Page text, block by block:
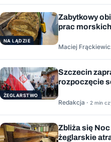
NA LĄDZIE
Zabytkowy
prac
Maciej
ŻEGLARSTWO
Szczecin
rozpoczęcie
Redakcja · 2 min
Zbliża się
żeglarskie